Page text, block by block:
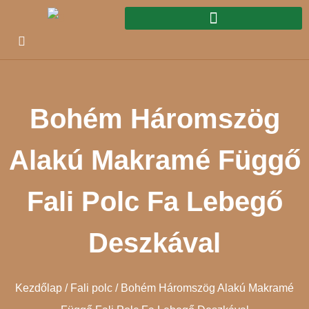
Bohém Háromszög
Alakú Makramé Függő
Fali Polc Fa Lebegő
Deszkával
Kezdőlap / Fali polc / Bohém Háromszög Alakú Makramé